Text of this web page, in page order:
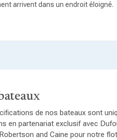
arrivent dans un endroit éloigné.
de nos bateaux sont
en partenariat exclusif avec
and Caine pour notre